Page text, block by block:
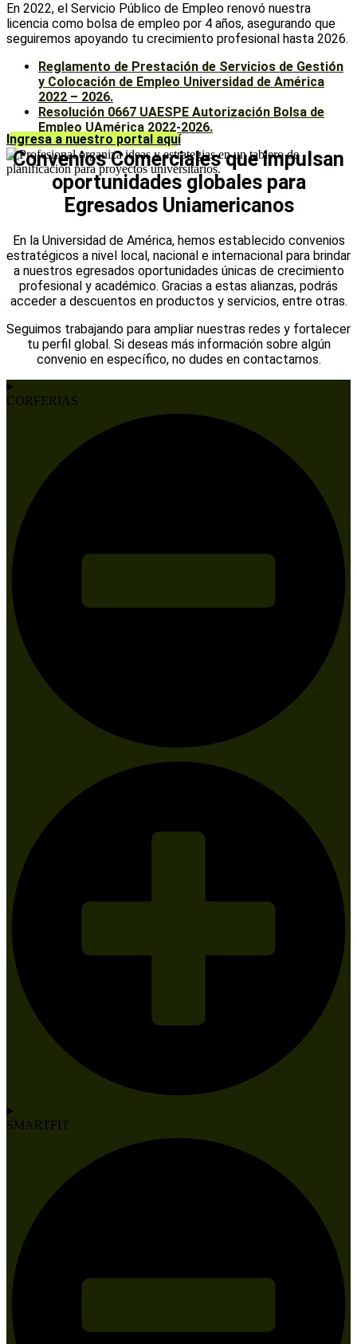
En 2022, el Servicio Público de Empleo renovó nuestra
licencia como bolsa de empleo por 4 años, asegurando que
seguiremos apoyando tu crecimiento profesional hasta 2026.
Reglamento de Prestación de Servicios de Gestión
y Colocación de Empleo Universidad de América
2022 – 2026.
Resolución 0667 UAESPE Autorización Bolsa de
Empleo UAmérica 2022-2026.
Ingresa a nuestro portal aquí
Convenios Comerciales que impulsan
oportunidades globales para
Egresados Uniamericanos
En la Universidad de América, hemos establecido convenios
estratégicos a nivel local, nacional e internacional para brindar
a nuestros egresados oportunidades únicas de crecimiento
profesional y académico. Gracias a estas alianzas, podrás
acceder a descuentos en productos y servicios, entre otras.
Seguimos trabajando para ampliar nuestras redes y fortalecer
tu perfil global. Si deseas más información sobre algún
convenio en específico, no dudes en contactarnos.
CORFERIAS
SMARTFIT